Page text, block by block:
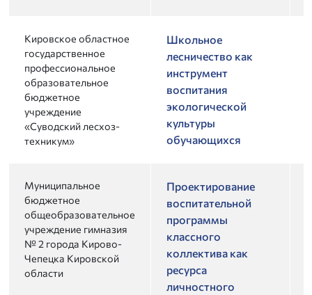
Кировское областное
государственное
профессиональное
образовательное
бюджетное
учреждение
«Суводский лесхоз-
техникум»
Школьное
лесничество как
инструмент
воспитания
экологической
культуры
обучающихся
Муниципальное
бюджетное
общеобразовательное
учреждение гимназия
№ 2 города Кирово-
Чепецка Кировской
области
Проектирование
воспитательной
программы
классного
коллектива как
ресурса
личностного